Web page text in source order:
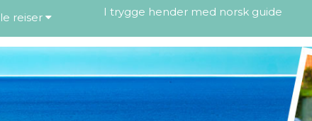
reiser I trygge hender med norsk guide